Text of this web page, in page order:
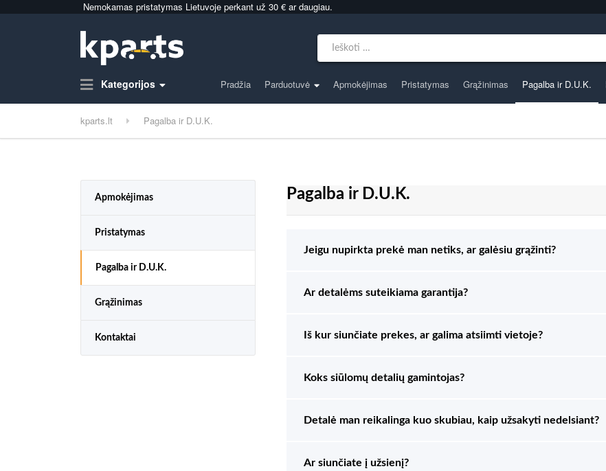
Nemokamas pristatymas Lietuvoje perkant už 30 € ar daugiau.
Search for:
Kategorijos Pradžia Parduotuvė Apmokėjimas Pristatymas Grąžinimas Pagalba ir D.U.K.
kparts.lt Pagalba ir D.U.K.
Pagalba ir D.U.K.
Jeigu nupirkta prekė man netiks, ar galėsiu grąžinti?
Ar detalėms suteikiama garantija?
Iš kur siunčiate prekes, ar galima atsiimti vietoje?
Koks siūlomų detalių gamintojas?
Detalė man reikalinga kuo skubiau, kaip užsakyti nedelsiant?
Ar siunčiate į užsienį?
Apmokėjimas
Pristatymas
Pagalba ir D.U.K.
Grąžinimas
Kontaktai